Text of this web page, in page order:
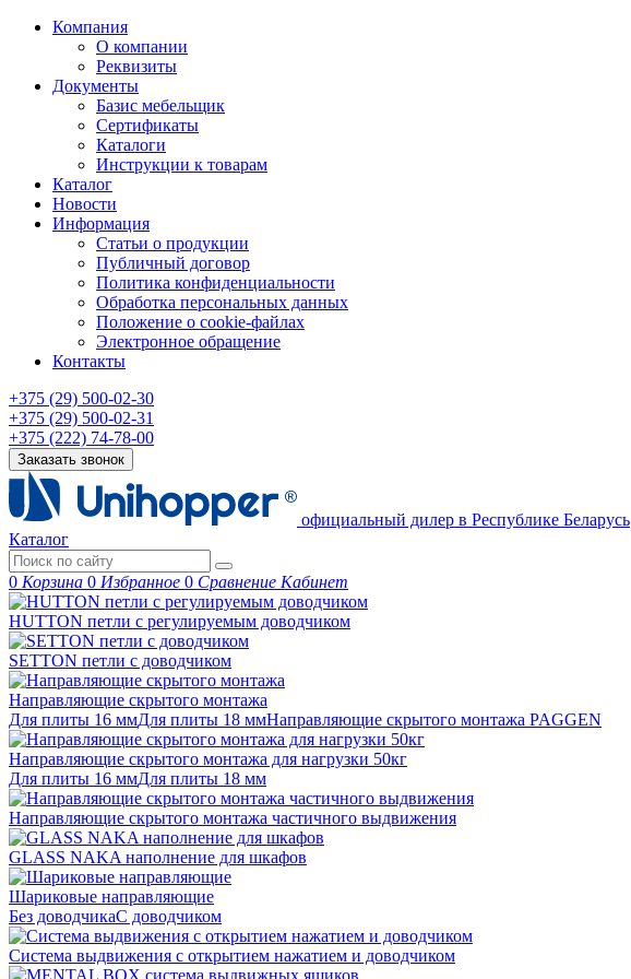
Компания
О компании
Реквизиты
Документы
Базис мебельщик
Сертификаты
Каталоги
Инструкции к товарам
Каталог
Новости
Информация
Статьи о продукции
Публичный договор
Политика конфиденциальности
Обработка персональных данных
Положение о cookie-файлах
Электронное обращение
Контакты
+375 (29) 500-02-30
+375 (29) 500-02-31
+375 (222) 74-78-00
Заказать звонок
официальный дилер в Республике Беларусь
Каталог
0 Корзина 0 Избранное 0 Сравнение Кабинет
HUTTON петли с регулируемым доводчиком
SETTON петли с доводчиком
Направляющие скрытого монтажа
Для плиты 16 ммДля плиты 18 ммНаправляющие скрытого монтажа PAGGEN
Направляющие скрытого монтажа для нагрузки 50кг
Для плиты 16 ммДля плиты 18 мм
Направляющие скрытого монтажа частичного выдвижения
GLASS NAKA наполнение для шкафов
Шариковые направляющие
Без доводчикаС доводчиком
Система выдвижения с открытием нажатием и доводчиком